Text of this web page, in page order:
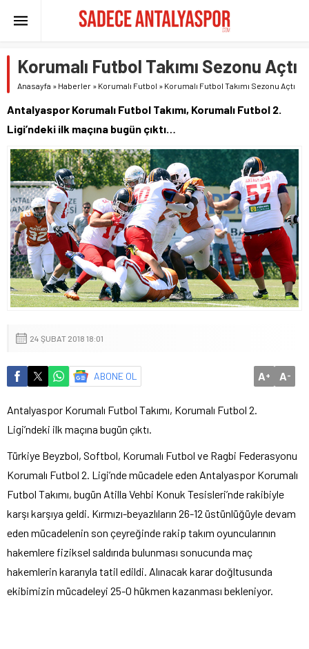
Korumalı Futbol Takımı Sezonu Açtı
Anasayfa » Haberler » Korumalı Futbol » Korumalı Futbol Takımı Sezonu Açtı
Antalyaspor Korumalı Futbol Takımı, Korumalı Futbol 2.
Ligi’ndeki ilk maçına bugün çıktı…
24 ŞUBAT 2018 18:01
ABONE OL A+ A-
Antalyaspor Korumalı Futbol Takımı, Korumalı Futbol 2.
Ligi’ndeki ilk maçına bugün çıktı.
Türkiye Beyzbol, Softbol, Korumalı Futbol ve Ragbi Federasyonu
Korumalı Futbol 2. Ligi’nde mücadele eden Antalyaspor Korumalı
Futbol Takımı, bugün Atilla Vehbi Konuk Tesisleri’nde rakibiyle
karşı karşıya geldi. Kırmızı-beyazlıların 26-12 üstünlüğüyle devam
eden mücadelenin son çeyreğinde rakip takım oyuncularının
hakemlere fiziksel saldırıda bulunması sonucunda maç
hakemlerin kararıyla tatil edildi. Alınacak karar doğltusunda
ekibimizin mücadeleyi 25-0 hükmen kazanması bekleniyor.